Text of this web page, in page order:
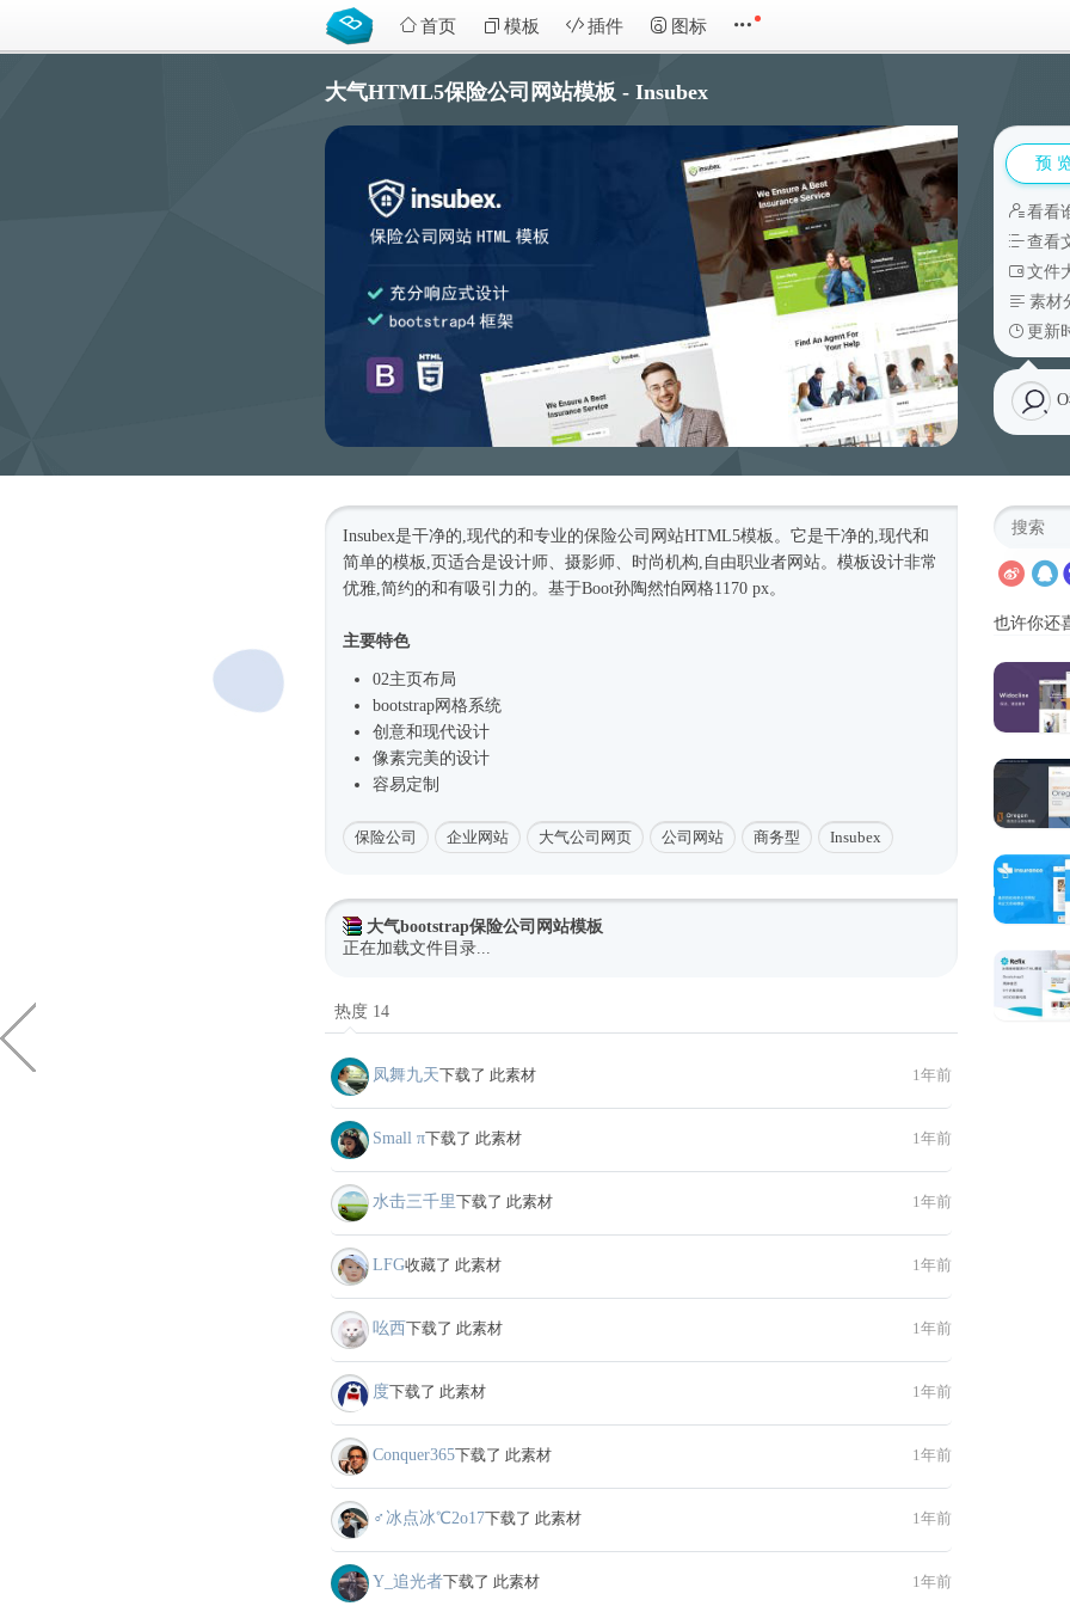
首页 模板 插件 图标
大气HTML5保险公司网站模板 - Insubex
预
看看
查看
文件
素材
更新
Insubex是干净的,现代的和专业的保险公司网站HTML5模板 。它是干净的,现代和
简单的模板,页适合是设计师、摄影师、 时尚机构,自由职业者网站。模板设计非常
优雅,简约的和有吸引力的。基于Boot孙陶然怕网格1170 px。
主要特色
02主页布局
bootstrap网格系统
创意和现代设计
像素完美的设计
容易定制
保险公司 企业网站 大气公司网页 公司网站 商务型 Insubex
大气bootstrap保险公司网站模板
正在加载文件目录...
热度 14
凤舞九天下载了 此素材 1年前
Small π下载了 此素材 1年前
水击三千里下载了 此素材 1年前
LFG收藏了 此素材 1年前
吆西下载了 此素材 1年前
度下载了 此素材 1年前
Conquer365下载了 此素材 1年前
♂冰点冰℃2o17下载了 此素材 1年前
Y_追光者下载了 此素材 1年前
也许你还